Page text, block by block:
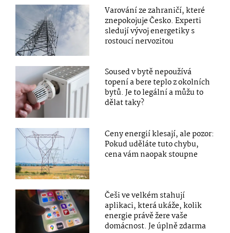
Varování ze zahraničí, které
znepokojuje Česko. Experti
sledují vývoj energetiky s
rostoucí nervozitou
Soused v bytě nepoužívá
topení a bere teplo z okolních
bytů. Je to legální a můžu to
dělat taky?
Ceny energií klesají, ale pozor:
Pokud uděláte tuto chybu,
cena vám naopak stoupne
Češi ve velkém stahují
aplikaci, která ukáže, kolik
energie právě žere vaše
domácnost. Je úplně zdarma